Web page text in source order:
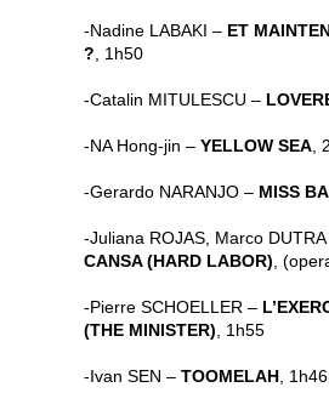
-Nadine LABAKI – ET
? , 1h50
-Catalin MITULESCU –
-NA Hong-jin – YELLOW SEA ,
-Gerardo NARANJO – MISS
-Juliana ROJAS, Marco DUTRA
CANSA (HARD LABOR) ,
-Pierre SCHOELLER –
(THE MINISTER) , 1h55
-Ivan SEN – TOOMELAH , 1h46